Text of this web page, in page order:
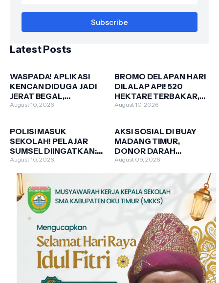
Latest Posts
WASPADA! APLIKASI
KENCAN DIDUGA JADI
JERAT BEGAL,
KEMENKOMDIGI TURUN
August 10, 2026
BROMO DELAPAN HARI
DILALAP API! 520
HEKTARE TERBAKAR,
PUNCAK 30 KEMBALI
August 10, 2026
POLISI MASUK
SEKOLAH! PELAJAR
SUMSEL DIINGATKAN:
JAUHI NARKOBA,
RADIKALISME
August 10, 2026
AKSI SOSIAL DI BUAY
MADANG TIMUR,
DONOR DARAH
DIGELAR DI KEDIAMAN
August 09, 2026